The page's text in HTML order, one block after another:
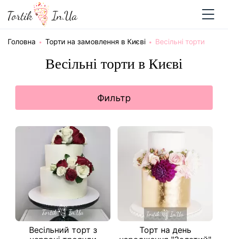
Головна Торти на замовлення в Києві Весільні торти
Весільні торти в Києві
Фильтр
Весільний торт з
Торт на день